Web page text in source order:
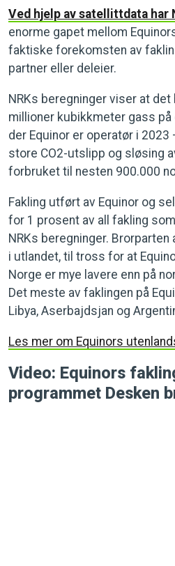
Ved hjelp av satellittdata har
enorme gapet mellom
faktiske forekomsten av
partner eller deleier.
NRKs beregninger viser at
millioner kubikkmeter gass
der Equinor er operatør i 2023
store CO2-utslipp og sløsing
forbruket til nesten 900.000
Fakling utført av Equinor og
for 1 prosent av all fakling
NRKs beregninger.
i utlandet, til tross for at
Norge er mye lavere enn på
Det meste av faklingen på
Libya, Aserbajdsjan og
Les mer om Equinors
Video: Equinors
programmet Desken